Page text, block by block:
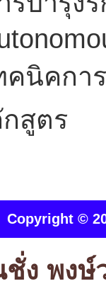
คนิคกา
สูตร
Copyright ©
ง พงษ์